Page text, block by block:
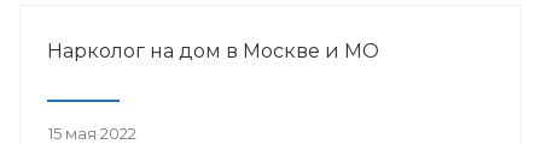
Нарколог на дом в Москве и МО
15 мая 2022